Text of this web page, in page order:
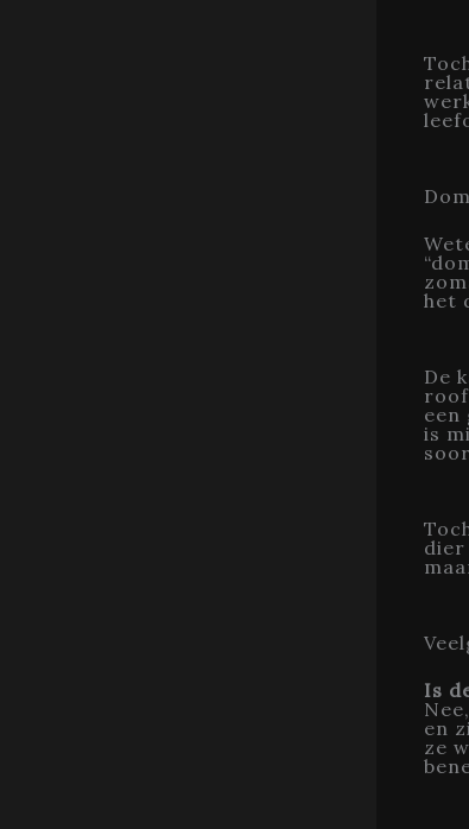
het
De
een
is
dier
Is
en
ze